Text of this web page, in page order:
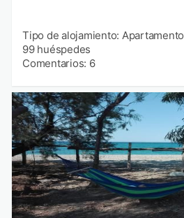
Tipo de alojamiento: Apartamento
99 huéspedes
Comentarios: 6